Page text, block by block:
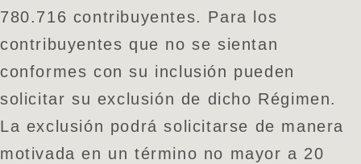
780.716 contribuyentes. Para los
contribuyentes que no se sientan
conformes con su inclusión pueden
solicitar su exclusión de dicho Régimen.
La exclusión podrá solicitarse de manera
motivada en un término no mayor a 20